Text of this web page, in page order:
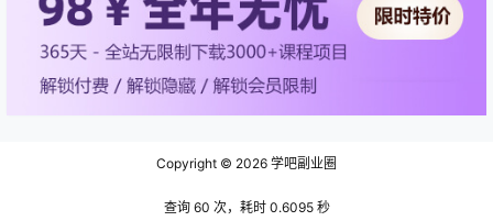
Copyright © 2026 学吧副业圈
查询 60 次，耗时 0.6095 秒